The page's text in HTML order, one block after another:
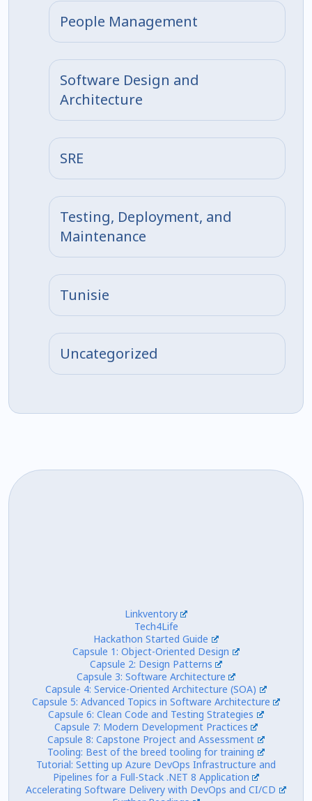
People Management
Software Design and
Architecture
SRE
Testing, Deployment, and
Maintenance
Tunisie
Uncategorized
Linkventory
Tech4Life
Hackathon Started Guide
Capsule 1: Object-Oriented Design
Capsule 2: Design Patterns
Capsule 3: Software Architecture
Capsule 4: Service-Oriented Architecture (SOA)
Capsule 5: Advanced Topics in Software Architecture
Capsule 6: Clean Code and Testing Strategies
Capsule 7: Modern Development Practices
Capsule 8: Capstone Project and Assessment
Tooling: Best of the breed tooling for training
Tutorial: Setting up Azure DevOps Infrastructure and
Pipelines for a Full-Stack .NET 8 Application
Accelerating Software Delivery with DevOps and CI/CD